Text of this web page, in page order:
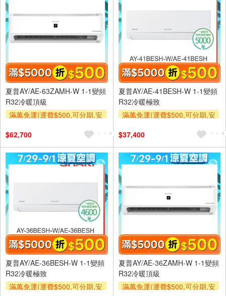
夏普AY/AE-63ZAMH-W 1-1變頻
R32冷暖頂級
滿萬免運(運費$500,可分期,安
及使用6期以上分期0利率,需付
基本安裝運費)
滿額折$500
$62,700
夏普AY/AE-41BESH-W 1-1變頻
R32冷暖極致
滿萬免運(運費$500,可分期,安
及使用6期以上分期0利率,需付
基本安裝運費)
滿額折$500
$37,400
夏普AY/AE-36BESH-W 1-1變頻
R32冷暖極致
滿萬免運(運費$500,可分期,安
夏普AY/AE-36ZAMH-W 1-1變頻
R32冷暖頂級
滿萬免運(運費$500,可分期,安